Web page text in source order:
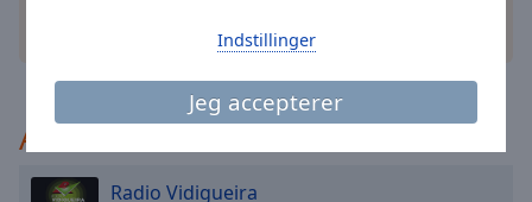
Jeg accepterer
Indstillinger
Caption
Area
Background
andre muligheder
Anbefalet
Radio Vidigueira